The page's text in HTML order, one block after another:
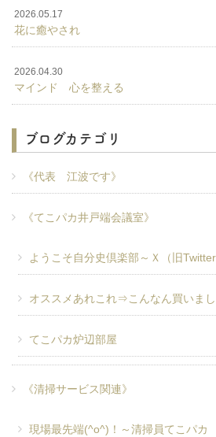
2026.05.17
花に癒やされ
2026.04.30
マインド 心を整える
ブログカテゴリ
《代表 江波です》
《てこパカ井戸端会議室》
ようこそ自分史倶楽部～Ｘ（旧
オススメあれこれ⇒こんなん買いま
てこパカ炉辺部屋
《清掃サービス関連》
現場最先端(^o^)！～清掃員てこパカ